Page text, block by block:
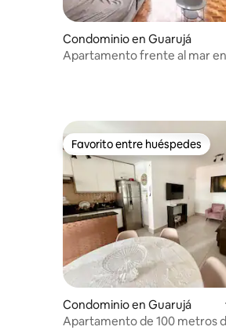
Condominio en Guarujá
Apartamento frente al mar
Favorito entre huéspedes
Favorito entre huéspedes
Condominio en Guarujá
Apartamento de 100 metros